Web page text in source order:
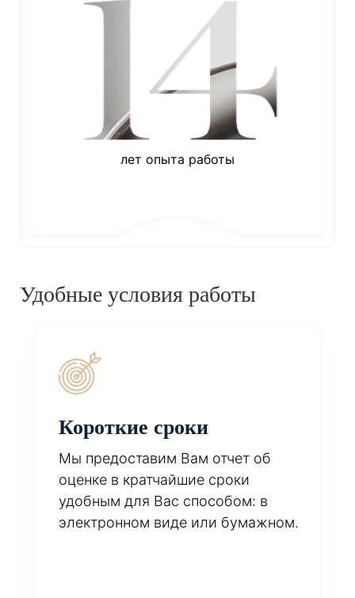
лет опыта работы
Удобные условия работы
Короткие сроки
Мы предоставим Вам отчет об
оценке в кратчайшие сроки
удобным для Вас способом: в
электронном виде или бумажном.